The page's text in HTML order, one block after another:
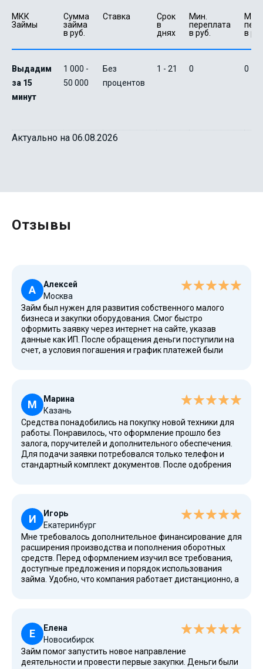
МКК
Займы
Сумма
займа
в руб.
Ставка
Срок
в
днях
Мин.
переплата
в руб.
в
Выдадим
за 15
минут
1 000 -
50 000
Без
процентов
1 - 21 0 0
Актуально на 06.08.2026
Отзывы
А
Алексей
Москва
Займ был нужен для развития собственного малого
бизнеса и закупки оборудования. Смог быстро
оформить заявку через интернет на сайте, указав
данные как ИП. После обращения деньги поступили на
счет, а условия погашения и график платежей были
М
Марина
Казань
Средства понадобились на покупку новой техники для
работы. Понравилось, что оформление прошло без
залога, поручителей и дополнительного обеспечения.
Для подачи заявки потребовался только телефон и
стандартный комплект документов. После одобрения
И
Игорь
Екатеринбург
Мне требовалось дополнительное финансирование для
расширения производства и пополнения оборотных
средств. Перед оформлением изучил все требования,
доступные предложения и порядок использования
займа. Удобно, что компания работает дистанционно, а
Е
Елена
Новосибирск
Займ помог запустить новое направление
деятельности и провести первые закупки. Деньги были